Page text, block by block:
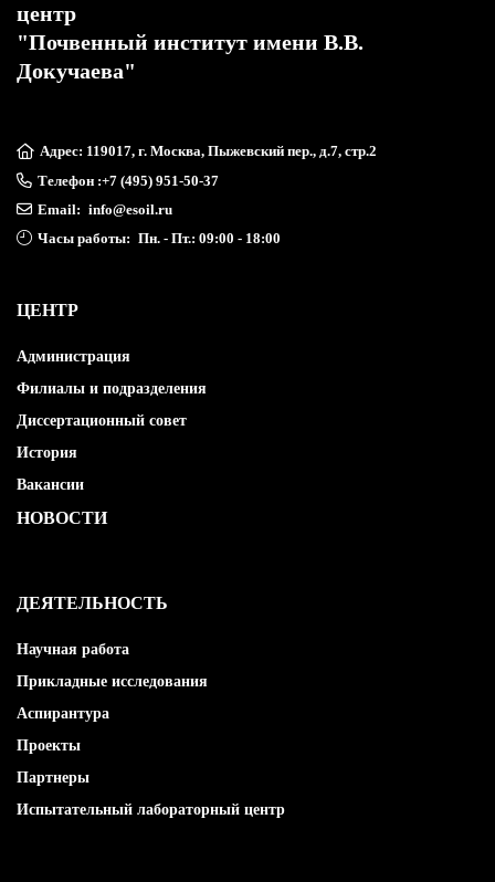
центр
"Почвенный институт имени В.В.
Докучаева"
Адрес: 119017, г. Москва, Пыжевский пер., д.7, стр.2
Телефон :+7 (495) 951-50-37
Email: info@esoil.ru
Часы работы: Пн. - Пт.: 09:00 - 18:00
ЦЕНТР
Администрация
Филиалы и подразделения
Диссертационный совет
История
Вакансии
НОВОСТИ
ДЕЯТЕЛЬНОСТЬ
Научная работа
Прикладные исследования
Аспирантура
Проекты
Партнеры
Испытательный лабораторный центр